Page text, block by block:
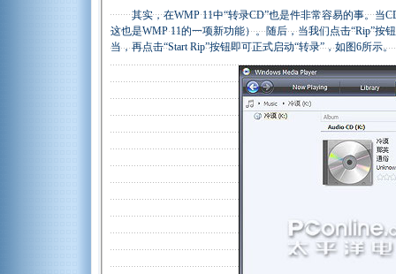
其实，在WMP 11中“转录CD”也是件非常容易的事。当
这也是WMP 11的一项新功能）。随后，当我们点击“Rip”
当，再点击“Start Rip”按钮即可正式启动“转录”，如图6所示。